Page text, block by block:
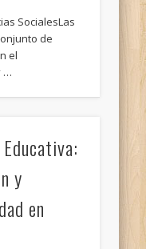
SocialesLas
de
el
…
y
en